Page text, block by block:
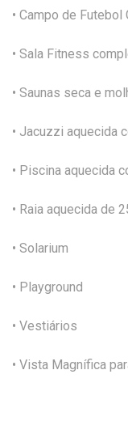
• Campo de Futebol
• Sala Fitness
• Saunas seca e
• Jacuzzi aquecida
• Piscina aquecida
• Raia aquecida de
• Solarium
• Playground
• Vestiários
• Vista Magnífica